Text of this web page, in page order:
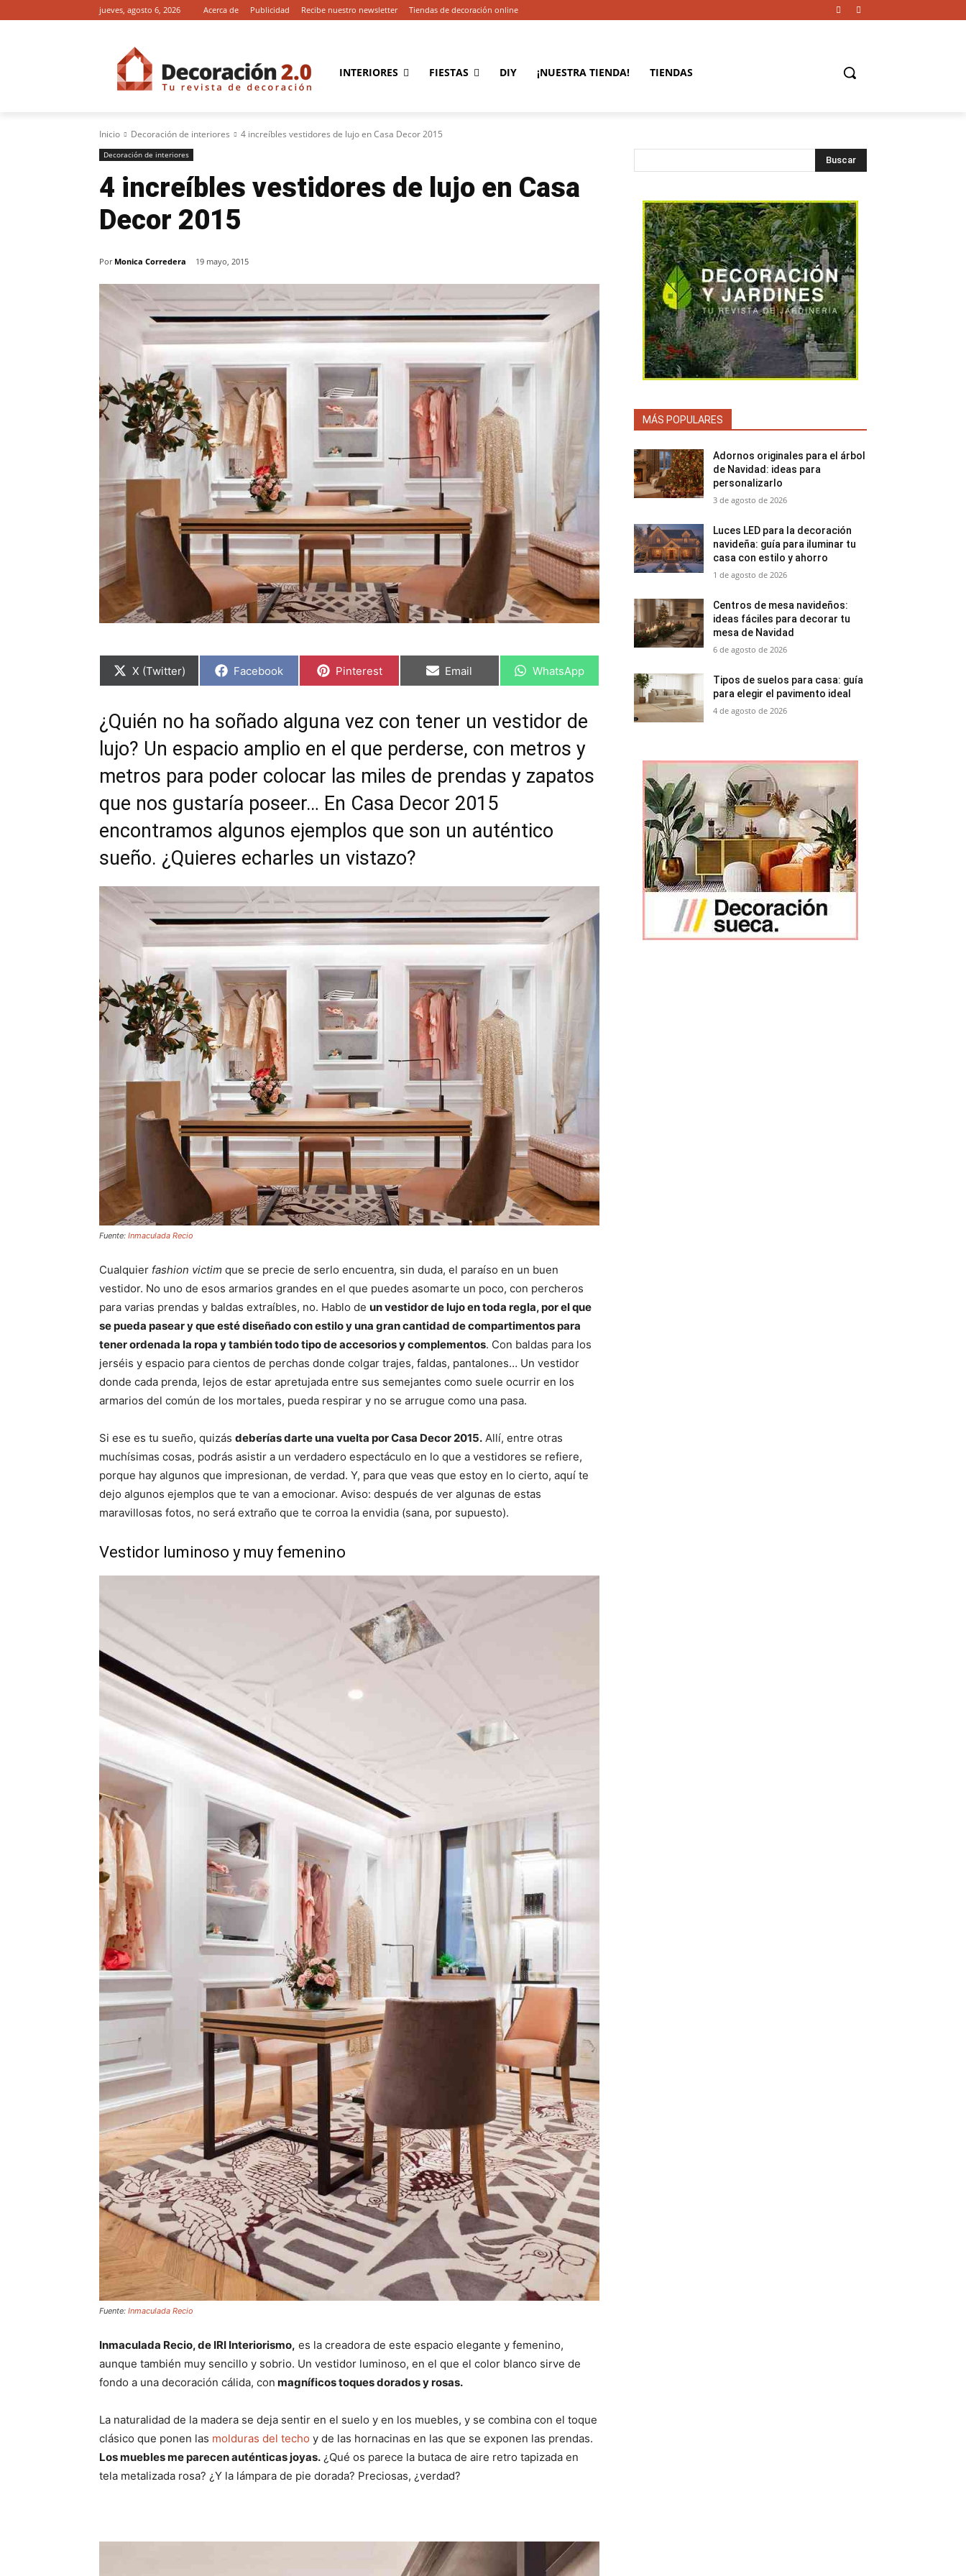
jueves, agosto 6, 2026 Acerca de Publicidad Recibe nuestro newsletter Tiendas de decoración online
INTERIORES FIESTAS DIY ¡NUESTRA TIENDA! TIENDAS
Inicio Decoración de interiores 4 increíbles vestidores de lujo en Casa Decor 2015
Decoración de interiores
4 increíbles vestidores de lujo en Casa
Decor 2015
Por Monica Corredera 19 mayo, 2015
C
a
i
r
n
X (Twitter) C
a
r
i
r
e
n
Facebook C
r
i
r
e
n
Pinterest C
r
i
r
n
Email C
a
r
i
r
n
WhatsApp
¿Quién no ha soñado alguna vez con tener un vestidor de
lujo? Un espacio amplio en el que perderse, con metros y
metros para poder colocar las miles de prendas y zapatos
que nos gustaría poseer… En Casa Decor 2015
encontramos algunos ejemplos que son un auténtico
sueño. ¿Quieres echarles un vistazo?
Fuente: Inmaculada Recio
Cualquier fashion victim que se precie de serlo encuentra, sin duda, el paraíso en un buen
vestidor. No uno de esos armarios grandes en el que puedes asomarte un poco, con percheros
para varias prendas y baldas extraíbles, no. Hablo de un vestidor de lujo en toda regla, por el que
se pueda pasear y que esté diseñado con estilo y una gran cantidad de compartimentos para
tener ordenada la ropa y también todo tipo de accesorios y complementos. Con baldas para los
jerséis y espacio para cientos de perchas donde colgar trajes, faldas, pantalones… Un vestidor
donde cada prenda, lejos de estar apretujada entre sus semejantes como suele ocurrir en los
armarios del común de los mortales, pueda respirar y no se arrugue como una pasa.
Si ese es tu sueño, quizás deberías darte una vuelta por Casa Decor 2015. Allí, entre otras
muchísimas cosas, podrás asistir a un verdadero espectáculo en lo que a vestidores se refiere,
porque hay algunos que impresionan, de verdad. Y, para que veas que estoy en lo cierto, aquí te
dejo algunos ejemplos que te van a emocionar. Aviso: después de ver algunas de estas
maravillosas fotos, no será extraño que te corroa la envidia (sana, por supuesto).
Vestidor luminoso y muy femenino
Fuente: Inmaculada Recio
Inmaculada Recio, de IRI Interiorismo, es la creadora de este espacio elegante y femenino,
aunque también muy sencillo y sobrio. Un vestidor luminoso, en el que el color blanco sirve de
fondo a una decoración cálida, con magníficos toques dorados y rosas.
La naturalidad de la madera se deja sentir en el suelo y en los muebles, y se combina con el toque
clásico que ponen las molduras del techo y de las hornacinas en las que se exponen las prendas.
Los muebles me parecen auténticas joyas. ¿Qué os parece la butaca de aire retro tapizada en
tela metalizada rosa? ¿Y la lámpara de pie dorada? Preciosas, ¿verdad?
Buscar
MÁS POPULARES
Adornos originales para el árbol
de Navidad: ideas para
personalizarlo
3 de agosto de 2026
Luces LED para la decoración
navideña: guía para iluminar tu
casa con estilo y ahorro
1 de agosto de 2026
Centros de mesa navideños:
ideas fáciles para decorar tu
mesa de Navidad
6 de agosto de 2026
Tipos de suelos para casa: guía
para elegir el pavimento ideal
4 de agosto de 2026